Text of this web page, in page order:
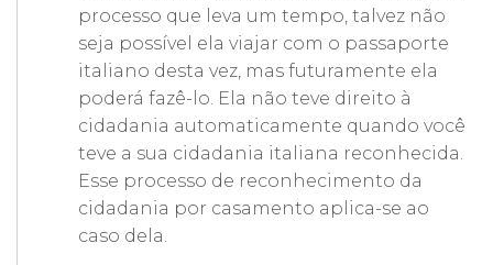
processo que leva um tempo, talvez não
seja possível ela viajar com o passaporte
italiano desta vez, mas futuramente ela
poderá fazê-lo. Ela não teve direito à
cidadania automaticamente quando você
teve a sua cidadania italiana reconhecida.
Esse processo de reconhecimento da
cidadania por casamento aplica-se ao
caso dela.